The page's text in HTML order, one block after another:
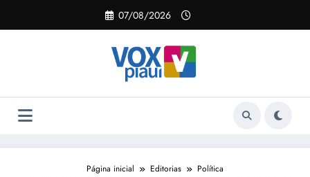
o
07/08/2026
Página inicial Editorias
Política